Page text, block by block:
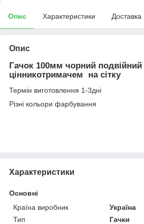
Опис Характеристики Доставка
Опис
Гачок 100мм чорний подвійний
цінникотримачем на сітку
Термін виготовлення 1-3дні
Різні кольори фарбування
Характеристики
Основні
Країна виробник
Україна
Тип
Гачки